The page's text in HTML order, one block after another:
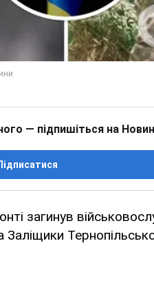
— підпишіться на
загинув